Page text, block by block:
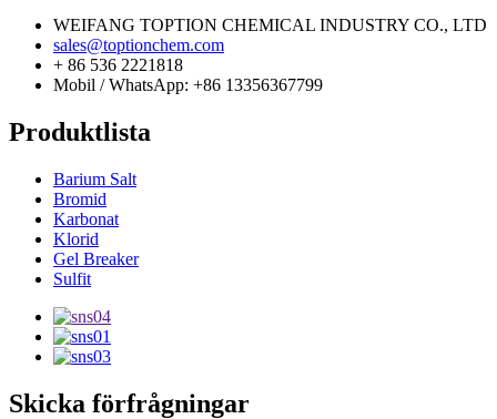
WEIFANG TOPTION CHEMICAL INDUSTRY CO., LTD
sales@toptionchem.com
+ 86 536 2221818
Mobil / WhatsApp: +86 13356367799
Produktlista
Barium Salt
Bromid
Karbonat
Klorid
Gel Breaker
Sulfit
Skicka förfrågningar